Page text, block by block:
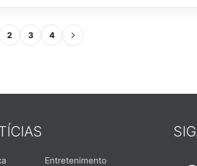
2 3 4
Entretenimento